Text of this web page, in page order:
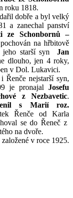
roku 1818.
dobře a byl velký
a zanechal panství
ze Schonbornů –
na hřbitově
starší syn Jan
dlouho, jen 4 roky,
v Dol. Lukavici.
Řenče nejstarší syn,
je pronajalJosefu
z Nezbavetic.
s Marií roz.
Řenče od Karla
se do Řeneč z
na dvoře.
v roce 1925.